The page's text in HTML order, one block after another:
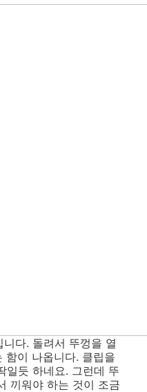
다. 돌려서 뚜껑을 열
함이 나옵니다. 클립을
일듯 하네요. 그런데 뚜
끼워야 하는 것이 조금